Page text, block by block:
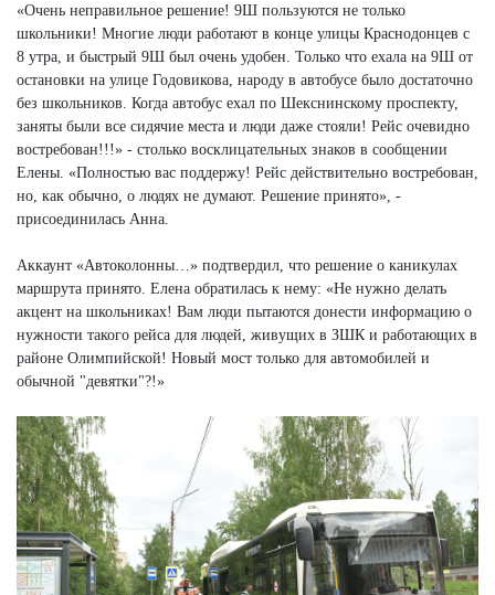
«Очень неправильное решение! 9Ш пользуются не только
школьники! Многие люди работают в конце улицы Краснодонцев с
8 утра, и быстрый 9Ш был очень удобен. Только что ехала на 9Ш от
остановки на улице Годовикова, народу в автобусе было достаточно
без школьников. Когда автобус ехал по Шекснинскому проспекту,
заняты были все сидячие места и люди даже стояли! Рейс очевидно
востребован!!!» - столько восклицательных знаков в сообщении
Елены. «Полностью вас поддержу! Рейс действительно востребован,
но, как обычно, о людях не думают. Решение принято», -
присоединилась Анна.
Аккаунт «Автоколонны…» подтвердил, что решение о каникулах
маршрута принято. Елена обратилась к нему: «Не нужно делать
акцент на школьниках! Вам люди пытаются донести информацию о
нужности такого рейса для людей, живущих в ЗШК и работающих в
районе Олимпийской! Новый мост только для автомобилей и
обычной "девятки"?!»